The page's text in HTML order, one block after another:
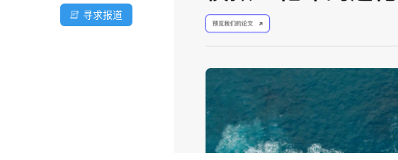
寻求报道